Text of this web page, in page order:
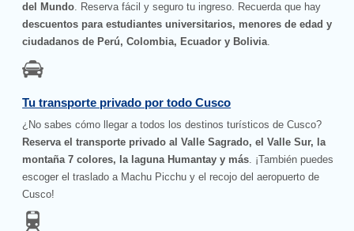
del Mundo. Reserva fácil y seguro tu ingreso. Recuerda que hay
descuentos para estudiantes universitarios, menores de edad y
ciudadanos de Perú, Colombia, Ecuador y Bolivia.
Tu transporte privado por todo Cusco
¿No sabes cómo llegar a todos los destinos turísticos de Cusco?
Reserva el transporte privado al Valle Sagrado, el Valle Sur, la
montaña 7 colores, la laguna Humantay y más. ¡También puedes
escoger el traslado a Machu Picchu y el recojo del aeropuerto de
Cusco!